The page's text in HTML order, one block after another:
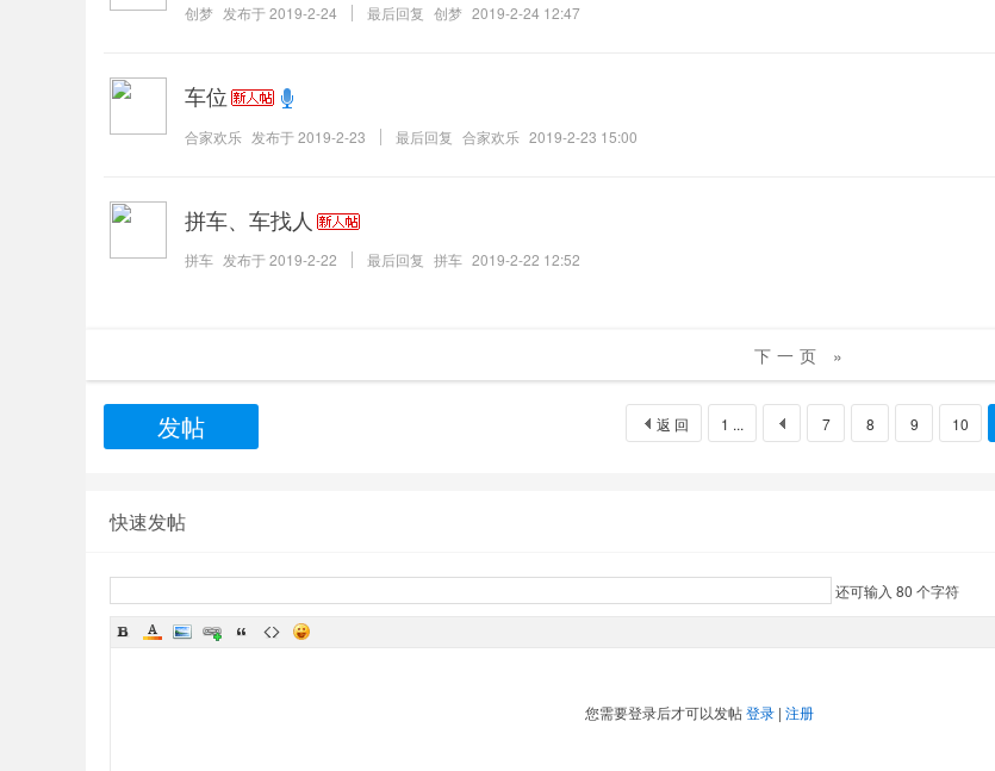
创梦 发布于2019-2-24 最后回复 创梦 2019-2-24 12:47
车位
合家欢乐 发布于2019-2-23 最后回复 合家欢乐 2019-2-23 15:00
拼车、车找人
拼车 发布于2019-2-22 最后回复 拼车 2019-2-22 12:52
下一页 »
1 ... 7 8 9 10
返 回
发帖
快速发帖
还可输入 80 个字符
您需要登录后才可以发帖登录 | 注册